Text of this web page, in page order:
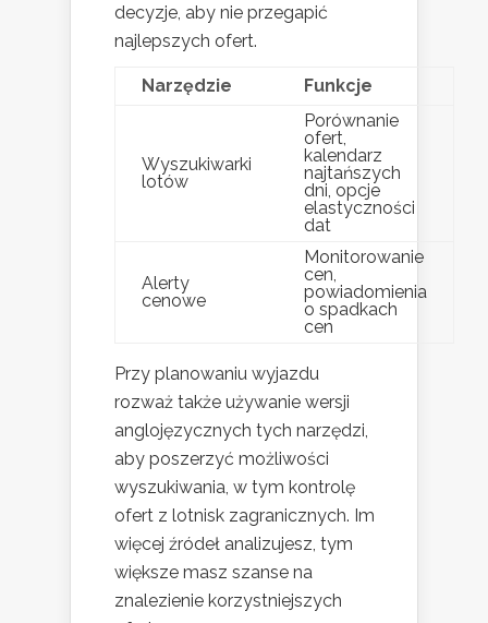
decyzje, aby nie przegapić
najlepszych ofert.
Narzędzie Funkcje
Wyszukiwarki
lotów
Porównanie
ofert,
kalendarz
najtańszych
dni, opcje
elastyczności
dat
Alerty
cenowe
Monitorowanie
cen,
powiadomienia
o spadkach
cen
Przy planowaniu wyjazdu
rozważ także używanie wersji
anglojęzycznych tych narzędzi,
aby poszerzyć możliwości
wyszukiwania, w tym kontrolę
ofert z lotnisk zagranicznych. Im
więcej źródeł analizujesz, tym
większe masz szanse na
znalezienie korzystniejszych